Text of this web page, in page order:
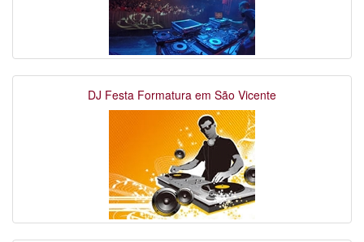
DJ Festa Formatura em São Vicente